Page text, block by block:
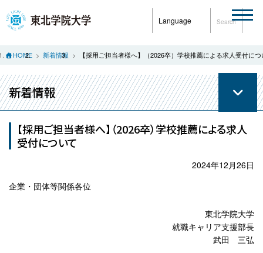
Language Search
HOME 新着情報 【採用ご担当者様へ】（2026卒）学校推薦による求人受付に
新着情報
【採用ご担当者様へ】（2026卒）学校推薦による求人
受付について
2024年12月26日
企業・団体等関係各位
東北学院大学
就職キャリア支援部長
武田 三弘